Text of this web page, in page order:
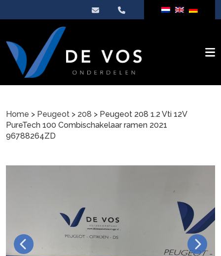
Home > Peugeot > 208 > Peugeot 208 1.2 Vti 12V
PureTech 100 Combischakelaar ramen 2021
96788264ZD